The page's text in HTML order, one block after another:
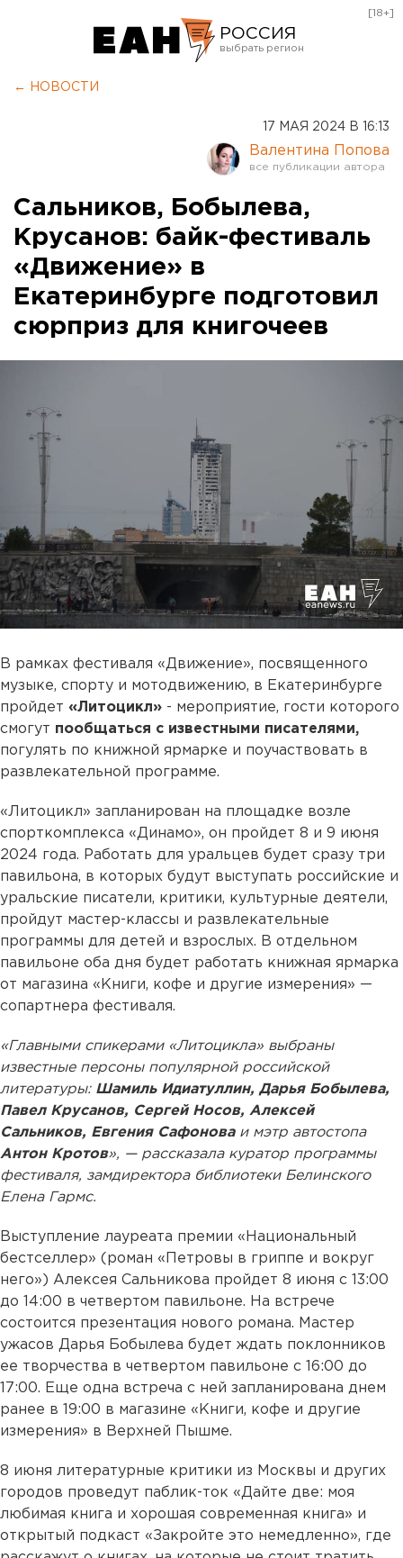
РОССИЯ
Курган
Оренбург
[18+]
← НОВОСТИ
17 МАЯ 2024 В 16:13
Валентина Попова
Сальников, Бобылева,
Крусанов: байк-фестиваль
«Движение» в
Екатеринбурге подготовил
сюрприз для книгочеев
В рамках фестиваля «Движение», посвященного
музыке, спорту и мотодвижению, в Екатеринбурге
пройдет «Литоцикл» - мероприятие, гости которого
смогут пообщаться с известными писателями,
погулять по книжной ярмарке и поучаствовать в
развлекательной программе.
«Литоцикл» запланирован на площадке возле
спорткомплекса «Динамо», он пройдет 8 и 9 июня
2024 года. Работать для уральцев будет сразу три
павильона, в которых будут выступать российские и
уральские писатели, критики, культурные деятели,
пройдут мастер-классы и развлекательные
программы для детей и взрослых. В отдельном
павильоне оба дня будет работать книжная ярмарка
от магазина «Книги, кофе и другие измерения» —
сопартнера фестиваля.
«Главными спикерами «Литоцикла» выбраны
известные персоны популярной российской
литературы: Шамиль Идиатуллин, Дарья Бобылева,
Павел Крусанов, Сергей Носов, Алексей
Сальников, Евгения Сафонова и мэтр автостопа
Антон Кротов», — рассказала куратор программы
фестиваля, замдиректора библиотеки Белинского
Елена Гармс.
Выступление лауреата премии «Национальный
бестселлер» (роман «Петровы в гриппе и вокруг
него») Алексея Сальникова пройдет 8 июня с 13:00
до 14:00 в четвертом павильоне. На встрече
состоится презентация нового романа. Мастер
ужасов Дарья Бобылева будет ждать поклонников
ее творчества в четвертом павильоне с 16:00 до
17:00. Еще одна встреча с ней запланирована днем
ранее в 19:00 в магазине «Книги, кофе и другие
измерения» в Верхней Пышме.
8 июня литературные критики из Москвы и других
городов проведут паблик-ток «Дайте две: моя
любимая книга и хорошая современная книга» и
открытый подкаст «Закройте это немедленно», где